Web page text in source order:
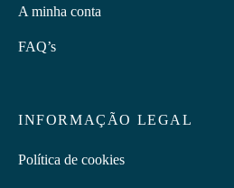
A minha conta
FAQ’s
INFORMAÇÃO LEGAL
Política de cookies